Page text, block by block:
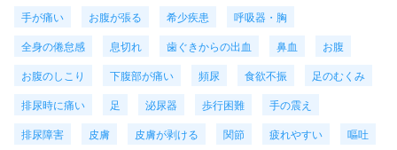
手が痛い
お腹が張る 希少疾患
呼吸器・胸
全身の倦怠感
息切れ 歯ぐきからの出血 鼻血
お腹
お腹のしこり
下腹部が痛い 頻尿 食欲不振
足のむくみ
排尿時に痛い
足 泌尿器 歩行困難
手の震え
排尿障害
皮膚 皮膚が剥ける 関節 疲れやすい
嘔吐